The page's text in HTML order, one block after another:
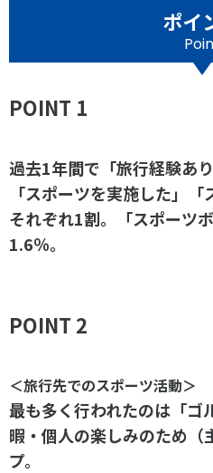
ポイ
POINT 1
過去1年間で「旅行経験あ
「スポーツを実施した」
それぞれ1割。「スポーツ
1.6％。
POINT 2
＜旅行先でのスポーツ活動＞
最も多く行われたのは「ゴ
暇・個人の楽しみのため（
プ。